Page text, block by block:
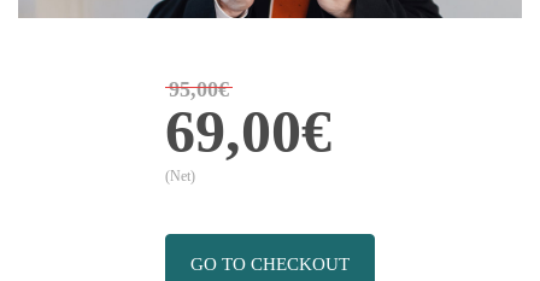
95,00€
69,00€
(Net)
GO TO CHECKOUT